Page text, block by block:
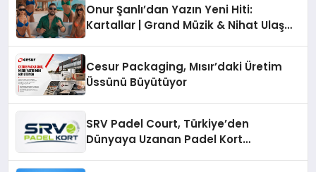
Onur Şanlı’dan Yazın Yeni Hiti:
Kartallar | Grand Müzik & Nihat Ulaş
Cesur Packaging, Mısır’daki Üretim
Üssünü Büyütüyor
SRV Padel Court, Türkiye’den
Dünyaya Uzanan Padel Kort